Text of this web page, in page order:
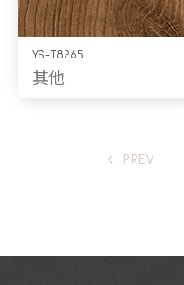
YS-T8265
其他
PREV